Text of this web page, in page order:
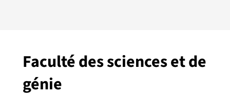
Faculté des sciences et de
génie